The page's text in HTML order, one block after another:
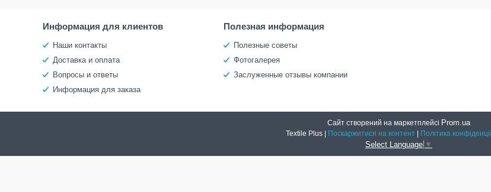
Информация для клиентов
Наши контакты
Доставка и оплата
Вопросы и ответы
Информация для заказа
Полезная информация
Полезные советы
Фотогалерея
Заслуженные отзывы компании
Сайт створений на маркетплейсі Prom.ua
Поскаржитися на контент Політика
Select Language ▼